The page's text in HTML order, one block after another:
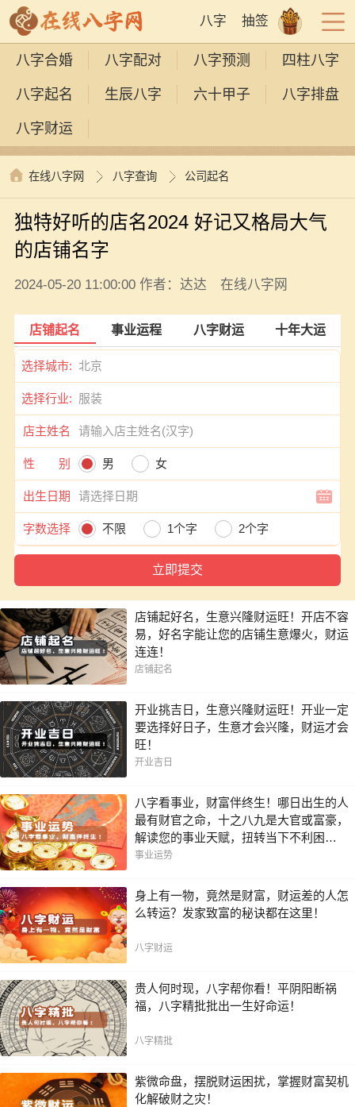
八字 抽签
八字合婚 八字配对 八字预测 四柱八字
八字起名 生辰八字 六十甲子 八字排盘
八字财运
在线八字网 八字查询 公司起名
独特好听的店名2024 好记又格局大气
的店铺名字
2024-05-20 11:00:00 作者：达达 在线八字网
店铺起名 事业运程 八字财运 十年大运
选择城市:
选择行业:
店主姓名
性 别 男 女
出生日期
字数选择 不限 1个字 2个字
店铺起好名，生意兴隆财运旺！开店不容
易，好名字能让您的店铺生意爆火，财运
连连！
店铺起名
开业挑吉日，生意兴隆财运旺！开业一定
要选择好日子，生意才会兴隆，财运才会
旺！
开业吉日
八字看事业，财富伴终生！哪日出生的人
最有财官之命，十之八九是大官或富豪，
解读您的事业天赋，扭转当下不利困
局！！
事业运势
身上有一物，竟然是财富，财运差的人怎
么转运？发家致富的秘诀都在这里！
八字财运
贵人何时现，八字帮你看！平阴阳断祸
福，八字精批批出一生好命运！
八字精批
紫微命盘，摆脱财运困扰，掌握财富契机
化解破财之灾！